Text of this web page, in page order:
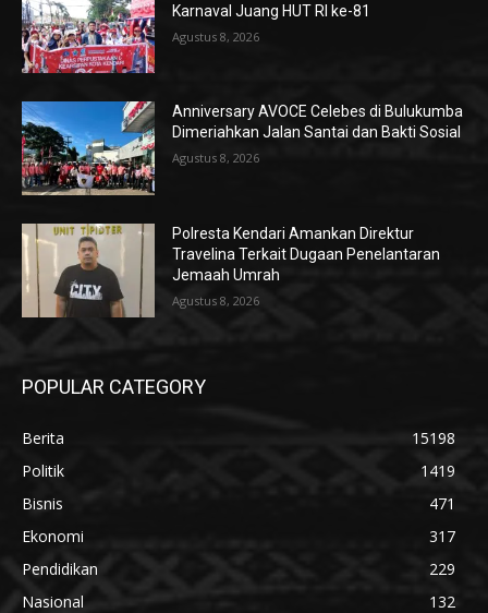
Karnaval Juang HUT RI ke-81
Agustus 8, 2026
Anniversary AVOCE Celebes di Bulukumba
Dimeriahkan Jalan Santai dan Bakti Sosial
Agustus 8, 2026
Polresta Kendari Amankan Direktur
Travelina Terkait Dugaan Penelantaran
Jemaah Umrah
Agustus 8, 2026
POPULAR CATEGORY
Berita
15198
Politik
1419
Bisnis
471
Ekonomi
317
Pendidikan
229
Nasional
132